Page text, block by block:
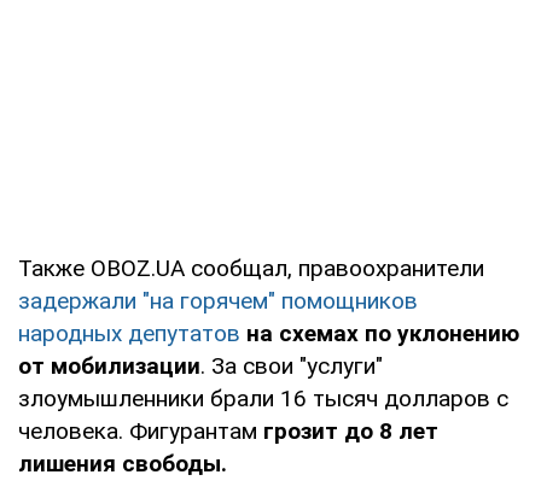
Также OBOZ.UA сообщал, правоохранители
задержали "на горячем" помощников
народных депутатов на схемах по уклонению
от мобилизации. За свои "услуги"
злоумышленники брали 16 тысяч долларов с
человека. Фигурантам грозит до 8 лет
лишения свободы.